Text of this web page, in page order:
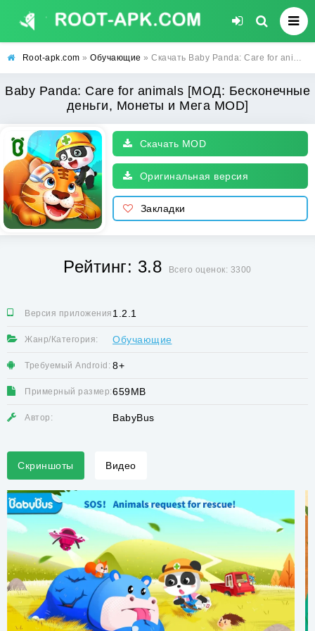
Root-apk.com » Обучающие » Скачать Baby Panda: Care for animals [МОД: Бесконечные деньги, Монеты и Мега MOD] | Взлом Baby Panda: Care for animals на Андроид
Baby Panda: Care for animals [МОД: Бесконечные
деньги, Монеты и Мега MOD]
Скачать MOD
Оригинальная версия
Закладки
Рейтинг: 3.8 Всего оценок: 3300
Версия приложения:1.2.1
Жанр/Категория: Обучающие
Требуемый Android: 8+
Примерный размер:659MB
Автор: BabyBus
Скриншоты Видео